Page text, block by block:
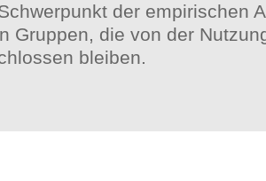
der empirischen
Gruppen, die von der
bleiben.